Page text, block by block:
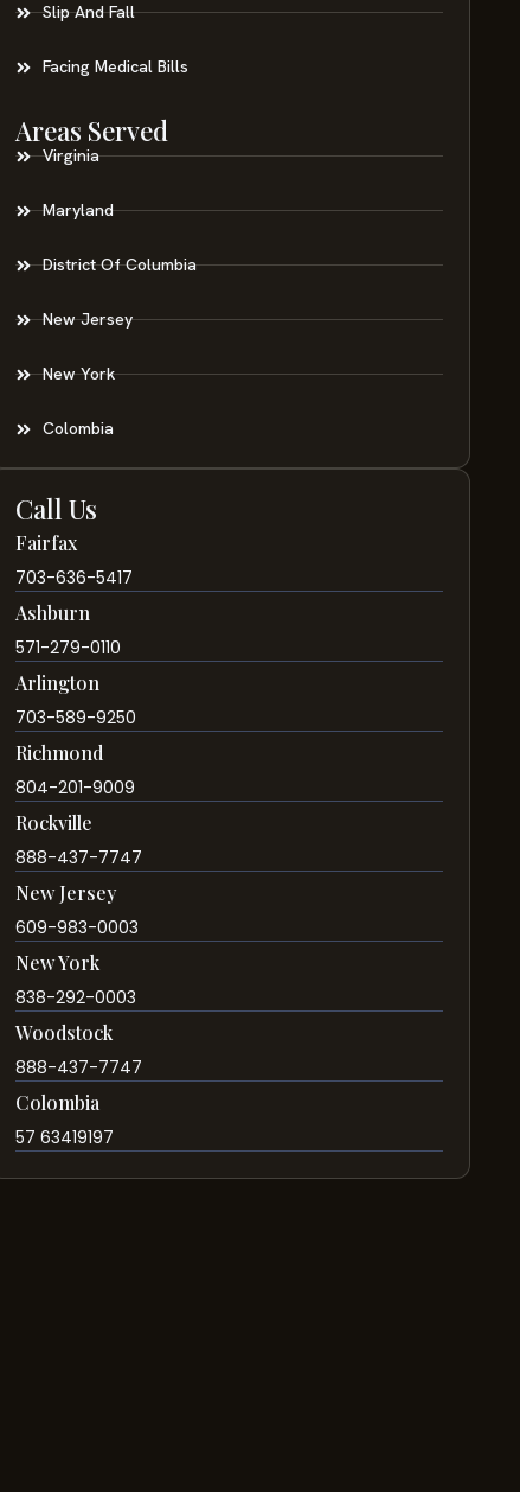
Slip And Fall
Facing Medical Bills
Areas Served
Virginia
Maryland
District Of Columbia
New Jersey
New York
Colombia
Call Us
Fairfax
703-636-5417
Ashburn
571-279-0110
Arlington
703-589-9250
Richmond
804-201-9009
Rockville
888-437-7747
New Jersey
609-983-0003
New York
838-292-0003
Woodstock
888-437-7747
Colombia
57 63419197